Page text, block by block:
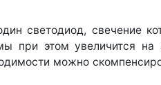
светодиод, свечение
при этом увеличится
можно